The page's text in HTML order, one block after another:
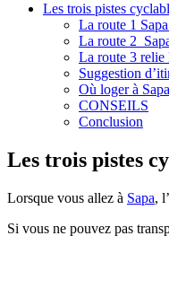
Les trois pistes
La route 1
La route 2
La route 3 relie
Suggestion
Où loger à
CONSEILS
Conclusion
Les trois pistes
Lorsque vous allez à Sapa,
Si vous ne pouvez pas